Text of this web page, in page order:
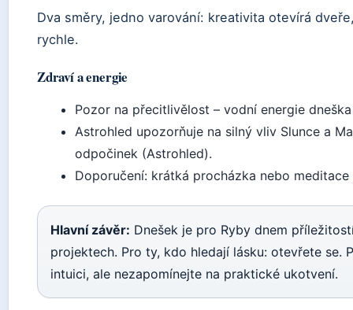
Dva směry, jedno varování: kreativita otevírá
rychle.
Zdraví a energie
Pozor na přecitlivělost – vodní energie
Astrohled upozorňuje na silný vliv Slunce a
odpočinek (Astrohled).
Doporučení: krátká procházka nebo
Hlavní závěr: Dnešek je pro Ryby dnem
projektech. Pro ty, kdo hledají lásku: otevřete se.
intuici, ale nezapomínejte na praktické ukotvení.